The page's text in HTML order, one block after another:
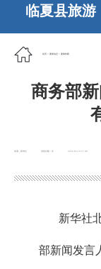
临夏县旅游
首页 要闻动态 要闻转载
商务部
来源：新华社 浏览次数： 2026-05-10 11:08
新华社
部新闻发言